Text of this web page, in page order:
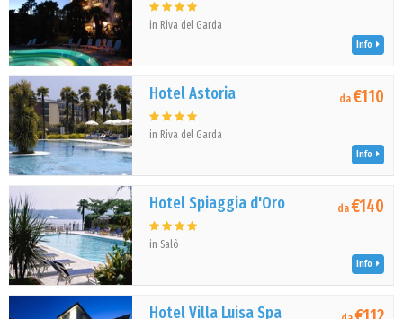
in Riva del Garda
Info
Hotel Astoria
in Riva del Garda
da€110
Info
Hotel Spiaggia d'Oro
in Salò
da€140
Info
Hotel Villa Luisa Spa